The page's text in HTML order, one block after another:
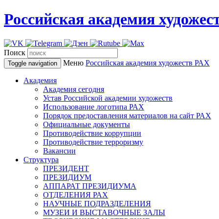
Российская академия
Поиск
Toggle navigation Меню Российская академия художеств РАХ
Академия
Академия сегодня
Устав Российской академии художеств
Использование логотипа РАХ
Порядок предоставления материалов на сайт РАХ
Официальные документы
Противодействие коррупции
Противодействие терроризму
Вакансии
Структура
ПРЕЗИДЕНТ
ПРЕЗИДИУМ
АППАРАТ ПРЕЗИДИУМА
ОТДЕЛЕНИЯ РАХ
НАУЧНЫЕ ПОДРАЗДЕЛЕНИЯ
МУЗЕИ И ВЫСТАВОЧНЫЕ ЗАЛЫ